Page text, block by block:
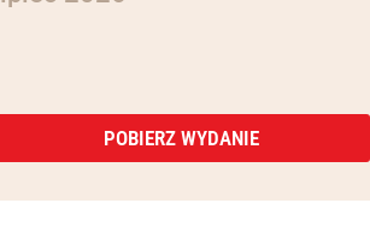
POBIERZ WYDANIE